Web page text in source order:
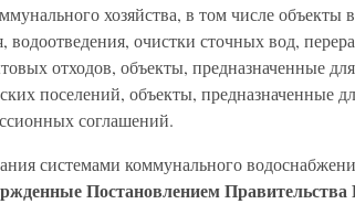
хозяйства, в том числе объекты
водоотведения, очистки сточных вод,
отходов, объекты, предназначенные
поселений, объекты, предназначенные
соглашений.
системами коммунального
Постановлением